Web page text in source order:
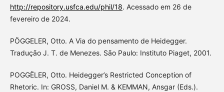
http://repository.usfca.edu/phil/18. Acessado em 26 de
fevereiro de 2024.
PÖGGELER, Otto. A Via do pensamento de Heidegger.
Tradução J. T. de Menezes. São Paulo: Instituto Piaget, 2001.
POGGËLER, Otto. Heidegger’s Restricted Conception of
Rhetoric. In: GROSS, Daniel M. & KEMMAN, Ansgar (Eds.).